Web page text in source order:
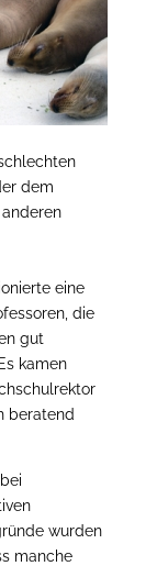
dem
eine
die
gut
kamen
beratend
wurden
manche